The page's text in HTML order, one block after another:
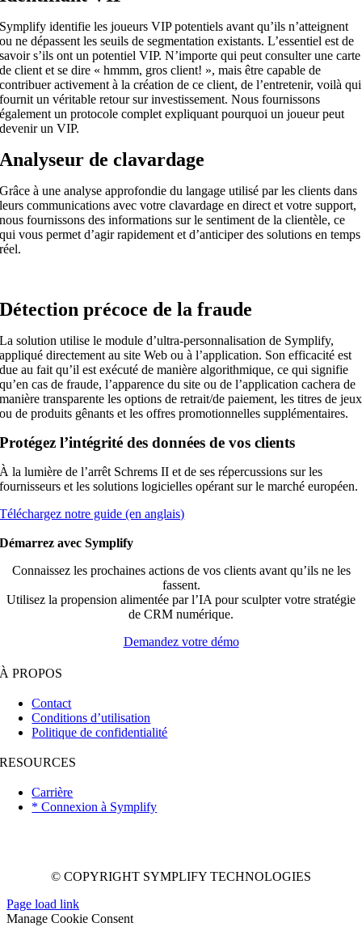
Symplify identifie les joueurs VIP potentiels avant qu’ils n’atteignent
ou ne dépassent les seuils de segmentation existants. L’essentiel est de
savoir s’ils ont un potentiel VIP. N’importe qui peut consulter une carte
de client et se dire « hmmm, gros client! », mais être capable de
contribuer activement à la création de ce client, de l’entretenir, voilà qui
fournit un véritable retour sur investissement. Nous fournissons
également un protocole complet expliquant pourquoi un joueur peut
devenir un VIP.
Analyseur de clavardage
Grâce à une analyse approfondie du langage utilisé par les clients dans
leurs communications avec votre clavardage en direct et votre support,
nous fournissons des informations sur le sentiment de la clientèle, ce
qui vous permet d’agir rapidement et d’anticiper des solutions en temps
réel.
Détection précoce de la fraude
La solution utilise le module d’ultra-personnalisation de Symplify,
appliqué directement au site Web ou à l’application. Son efficacité est
due au fait qu’il est exécuté de manière algorithmique, ce qui signifie
qu’en cas de fraude, l’apparence du site ou de l’application cachera de
manière transparente les options de retrait/de paiement, les titres de jeux
ou de produits gênants et les offres promotionnelles supplémentaires.
Protégez l’intégrité des données de vos clients
À la lumière de l’arrêt Schrems II et de ses répercussions sur les
fournisseurs et les solutions logicielles opérant sur le marché européen.
Téléchargez notre guide (en anglais)
Démarrez avec Symplify
Connaissez les prochaines actions de vos clients avant qu’ils ne les
fassent.
Utilisez la propension alimentée par l’IA pour sculpter votre stratégie
de CRM numérique.
Demandez votre démo
À PROPOS
Contact
Conditions d’utilisation
Politique de confidentialité
RESOURCES
Carrière
* Connexion à Symplify
© COPYRIGHT SYMPLIFY TECHNOLOGIES
Page load link
Manage Cookie Consent